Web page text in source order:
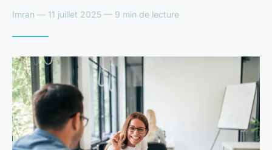
Imran — 11 juillet 2025 — 9 min de lecture